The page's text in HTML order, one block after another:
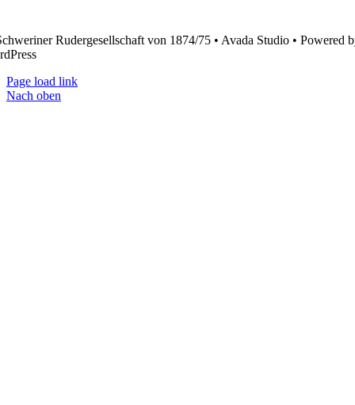
Rudergesellschaft von 1874/75 • Avada Studio • Powered
Page load link
Nach oben